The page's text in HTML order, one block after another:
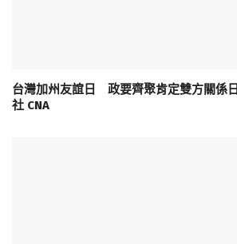
台灣加州友誼日 政要齊聚肯定雙方關係
社 CNA